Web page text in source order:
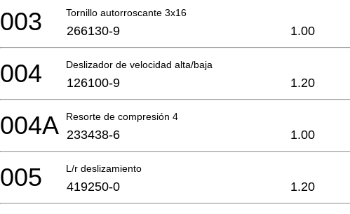
Tornillo autorroscante 3x16
003 266130-9 1.00
Deslizador de velocidad alta/baja
004 126100-9 1.20
Resorte de compresión 4
004A 233438-6 1.00
L/r deslizamiento
005 419250-0 1.20